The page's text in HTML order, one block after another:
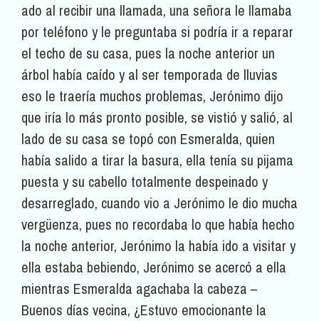
ado al recibir una llamada, una señora le llamaba
por teléfono y le preguntaba si podría ir a reparar
el techo de su casa, pues la noche anterior un
árbol había caído y al ser temporada de lluvias
eso le traería muchos problemas, Jerónimo dijo
que iría lo más pronto posible, se vistió y salió, al
lado de su casa se topó con Esmeralda, quien
había salido a tirar la basura, ella tenía su pijama
puesta y su cabello totalmente despeinado y
desarreglado, cuando vio a Jerónimo le dio mucha
vergüenza, pues no recordaba lo que había hecho
la noche anterior, Jerónimo la había ido a visitar y
ella estaba bebiendo, Jerónimo se acercó a ella
mientras Esmeralda agachaba la cabeza –
Buenos días vecina, ¿Estuvo emocionante la